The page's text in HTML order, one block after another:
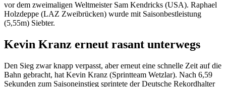
vor dem zweimaligen Weltmeister Sam Kendricks (USA). Raphael
Holzdeppe (LAZ Zweibrücken) wurde mit Saisonbestleistung
(5,55m) Siebter.
Kevin Kranz erneut rasant unterwegs
Den Sieg zwar knapp verpasst, aber erneut eine schnelle Zeit auf die
Bahn gebracht, hat Kevin Kranz (Sprintteam Wetzlar). Nach 6,59
Sekunden zum Saisoneinstieg sprintete der Deutsche Rekordhalter